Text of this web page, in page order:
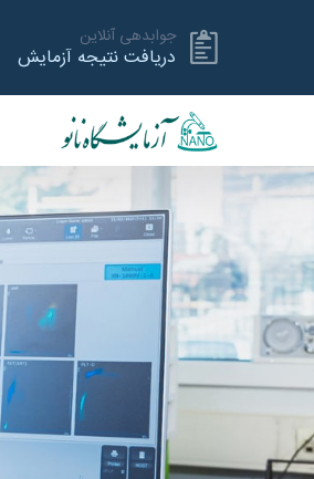
جوابدهی آنلاین
دریافت نتیجه آزمایش